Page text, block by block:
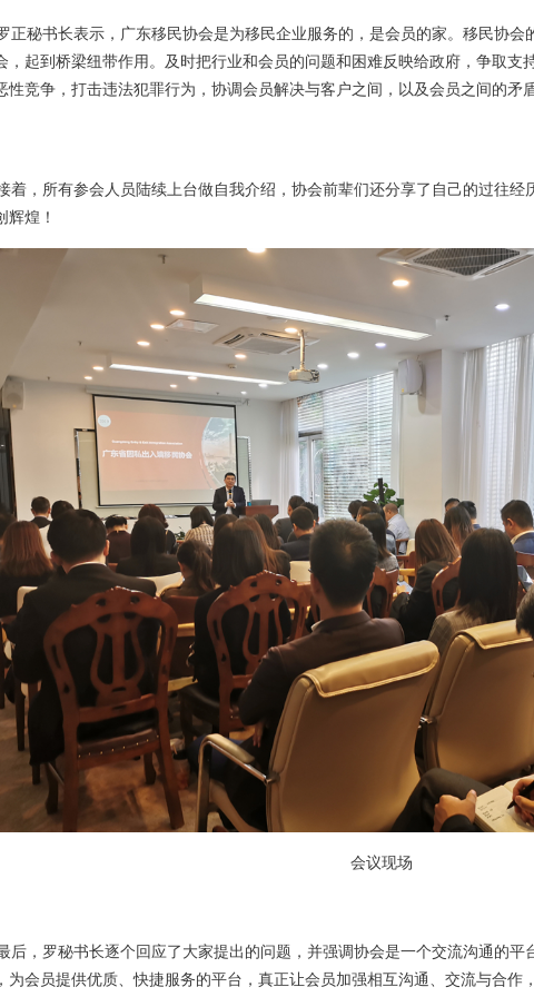
秘书长表示，广东移民协会是为移民企业服务的，是会员的家。移民协会
，起到桥梁纽带作用。及时把行业和会员的问题和困难反映给政府，争取支
性竞争，打击违法犯罪行为，协调会员解决与客户之间，以及会员之间的矛
，所有参会人员陆续上台做自我介绍，协会前辈们还分享了自己的过往经
辉煌！
会议现场
，罗秘书长逐个回应了大家提出的问题，并强调协会是一个交流沟通的平
为会员提供优质、快捷服务的平台，真正让会员加强相互沟通、交流与合作